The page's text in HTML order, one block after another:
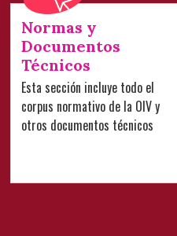
Normas y
Documentos
Técnicos
Esta sección incluye todo el
corpus normativo de la OIV y
otros documentos técnicos